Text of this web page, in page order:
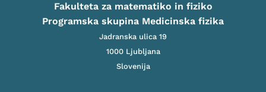
Fakulteta za matematiko in fiziko
Programska skupina Medicinska fizika
Jadranska ulica 19
1000 Ljubljana
Slovenija